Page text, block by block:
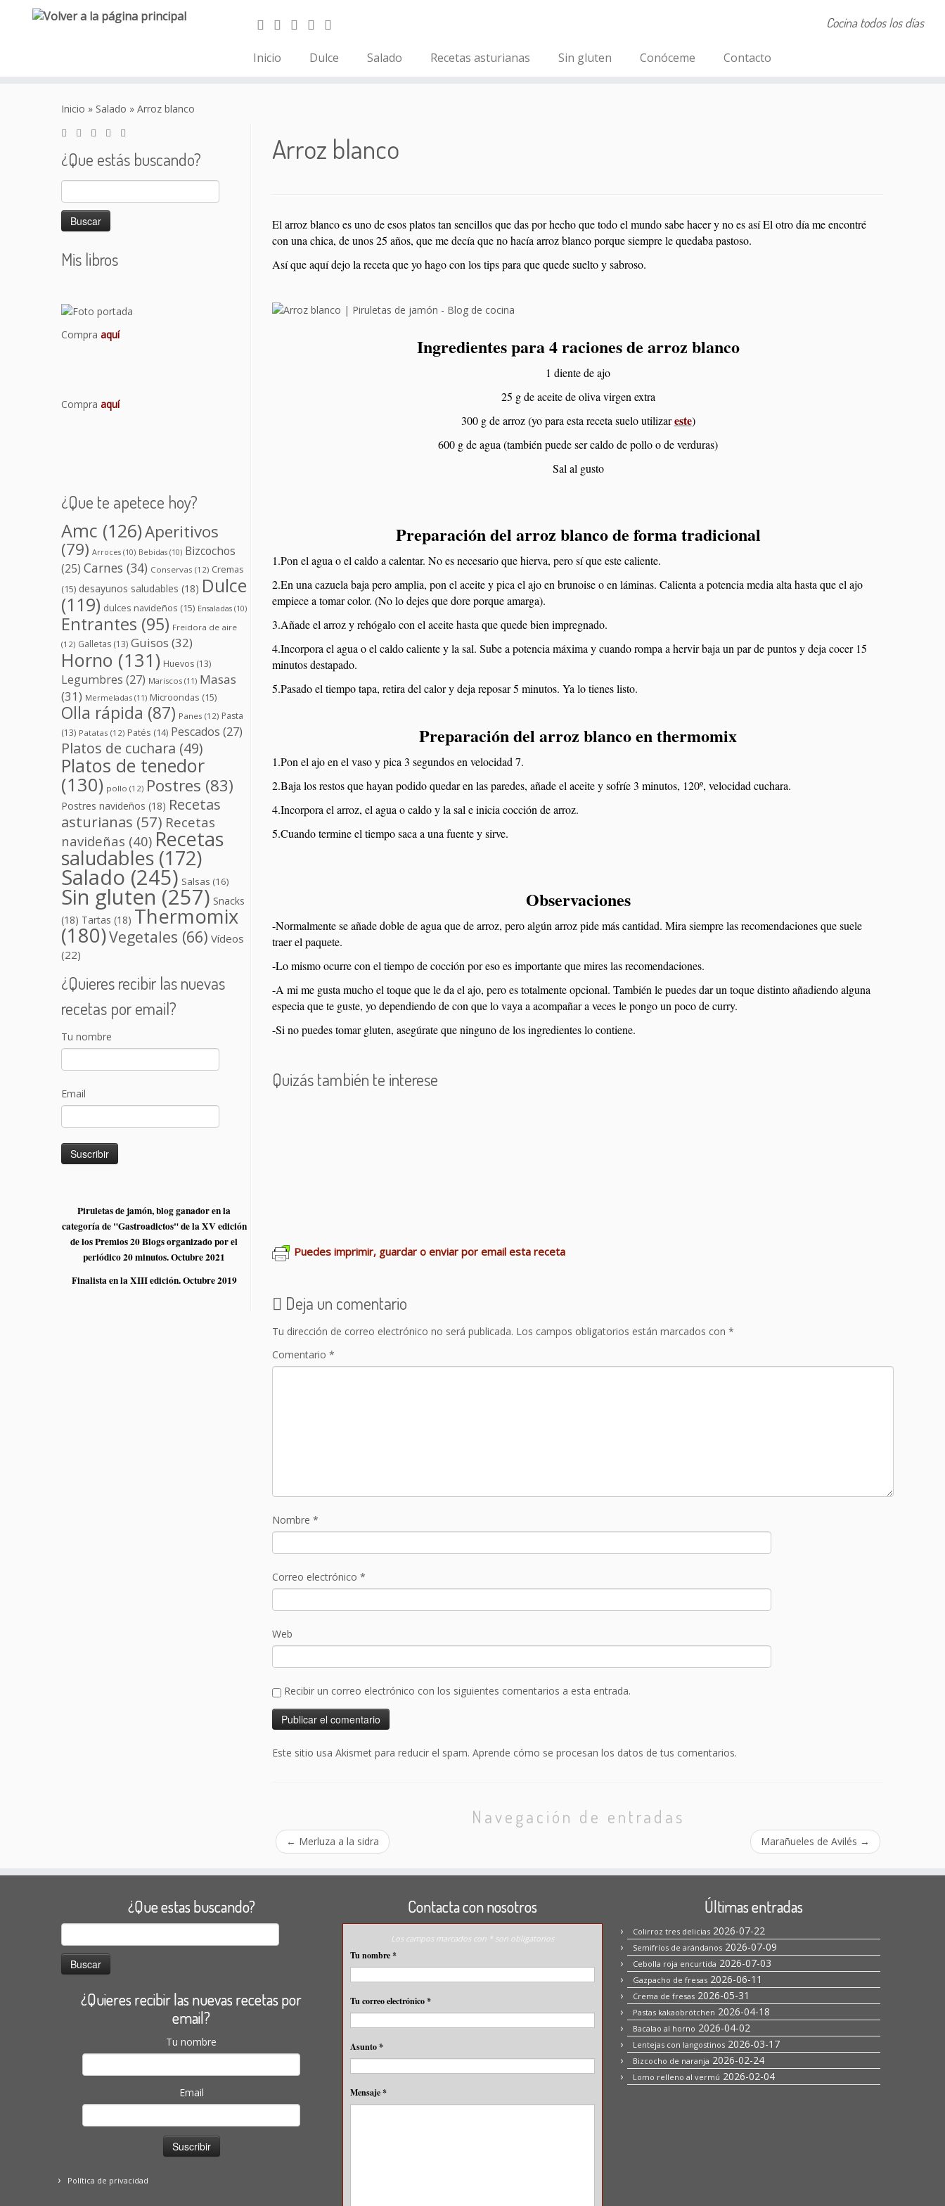
Cocina todos los días
Inicio Dulce Salado Recetas asturianas Sin gluten Conóceme Contacto
Inicio » Salado » Arroz blanco
¿Que estás buscando?
Buscar:
Mis libros
Compra aquí
Compra aquí
¿Que te apetece hoy?
Amc (126)Aperitivos
(79) Arroces (10) Bebidas (10) Bizcochos
(25) Carnes (34) Conservas (12) Cremas
(15) desayunos saludables (18) Dulce
(119) dulces navideños (15) Ensaladas (10)
Entrantes (95) Freidora de aire
(12) Galletas (13) Guisos (32)
Horno (131) Huevos (13)
Legumbres (27) Mariscos (11) Masas
(31) Mermeladas (11) Microondas (15)
Olla rápida (87) Panes (12) Pasta
(13) Patatas (12) Patés (14) Pescados (27)
Platos de cuchara (49)
Platos de tenedor
(130) pollo (12) Postres (83)
Postres navideños (18) Recetas
asturianas (57) Recetas
navideñas (40) Recetas
saludables (172)
Salado (245) Salsas (16)
Sin gluten (257) Snacks
(18) Tartas (18) Thermomix
(180)Vegetales (66) Vídeos
(22)
¿Quieres recibir las nuevas
recetas por email?
Tu nombre
Email
Piruletas de jamón, blog ganador en la
categoría de "Gastroadictos" de la XV edición
de los Premios 20 Blogs organizado por el
periódico 20 minutos. Octubre 2021
Finalista en la XIII edición. Octubre 2019
Arroz blanco
El arroz blanco es uno de esos platos tan sencillos que das por hecho que todo el mundo sabe hacer y no es así El otro día me encontré
con una chica, de unos 25 años, que me decía que no hacía arroz blanco porque siempre le quedaba pastoso.
Así que aquí dejo la receta que yo hago con los tips para que quede suelto y sabroso.
Ingredientes para 4 raciones de arroz blanco
1 diente de ajo
25 g de aceite de oliva virgen extra
300 g de arroz (yo para esta receta suelo utilizareste)
600 g de agua (también puede ser caldo de pollo o de verduras)
Sal al gusto
Preparación del arroz blanco de forma tradicional
1.Pon el agua o el caldo a calentar. No es necesario que hierva, pero sí que este caliente.
2.En una cazuela baja pero amplia, pon el aceite y pica el ajo en brunoise o en láminas. Calienta a potencia media alta hasta que el ajo
empiece a tomar color. (No lo dejes que dore porque amarga).
3.Añade el arroz y rehógalo con el aceite hasta que quede bien impregnado.
4.Incorpora el agua o el caldo caliente y la sal. Sube a potencia máxima y cuando rompa a hervir baja un par de puntos y deja cocer 15
minutos destapado.
5.Pasado el tiempo tapa, retira del calor y deja reposar 5 minutos. Ya lo tienes listo.
Preparación del arroz blanco en thermomix
1.Pon el ajo en el vaso y pica 3 segundos en velocidad 7.
2.Baja los restos que hayan podido quedar en las paredes, añade el aceite y sofríe 3 minutos, 120º, velocidad cuchara.
4.Incorpora el arroz, el agua o caldo y la sal e inicia cocción de arroz.
5.Cuando termine el tiempo saca a una fuente y sirve.
Observaciones
-Normalmente se añade doble de agua que de arroz, pero algún arroz pide más cantidad. Mira siempre las recomendaciones que suele
traer el paquete.
-Lo mismo ocurre con el tiempo de cocción por eso es importante que mires las recomendaciones.
-A mi me gusta mucho el toque que le da el ajo, pero es totalmente opcional. También le puedes dar un toque distinto añadiendo alguna
especia que te guste, yo dependiendo de con que lo vaya a acompañar a veces le pongo un poco de curry.
-Si no puedes tomar gluten, asegúrate que ninguno de los ingredientes lo contiene.
Quizás también te interese
Puedes imprimir, guardar o enviar por email esta receta
Deja un comentario
Tu dirección de correo electrónico no será publicada. Los campos obligatorios están marcados con *
Comentario *
Nombre *
Correo electrónico *
Web
Recibir un correo electrónico con los siguientes comentarios a esta entrada.
Este sitio usa Akismet para reducir el spam. Aprende cómo se procesan los datos de tus comentarios.
Navegación de entradas
← Merluza a la sidra Marañueles de Avilés →
¿Que estas buscando?
Buscar:
¿Quieres recibir las nuevas recetas por
email?
Tu nombre
Email
Política de privacidad
Contacta con nosotros
Los campos marcados con * son obligatorios
Tu nombre*
Tu correo electrónico*
Asunto*
Mensaje*
Últimas entradas
Colirroz tres delicias 2026-07-22
Semifríos de arándanos 2026-07-09
Cebolla roja encurtida 2026-07-03
Gazpacho de fresas 2026-06-11
Crema de fresas 2026-05-31
Pastas kakaobrötchen 2026-04-18
Bacalao al horno 2026-04-02
Lentejas con langostinos 2026-03-17
Bizcocho de naranja 2026-02-24
Lomo relleno al vermú 2026-02-04